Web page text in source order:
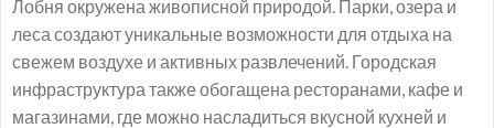
Лобня окружена живописной природой. Парки, озера и
леса создают уникальные возможности для отдыха на
свежем воздухе и активных развлечений. Городская
инфраструктура также обогащена ресторанами, кафе и
магазинами, где можно насладиться вкусной кухней и